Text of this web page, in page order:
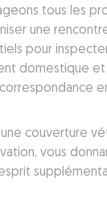
tous les
une
pour
domestique
couverture
vous